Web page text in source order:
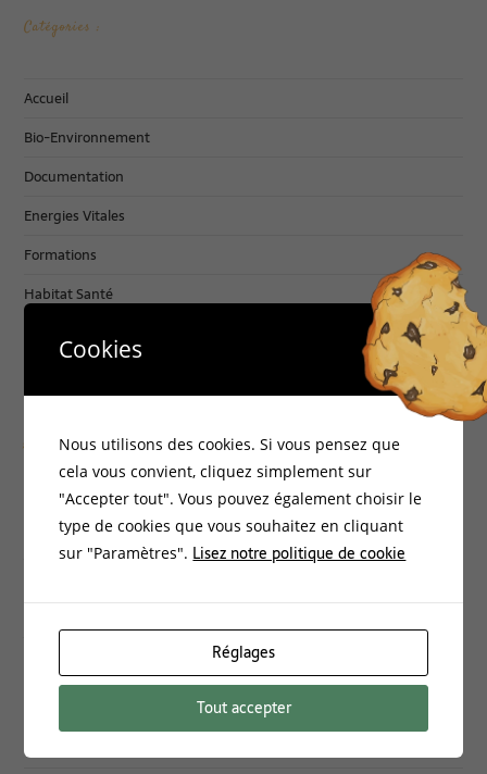
Catégories :
Accueil
Bio-Environnement
Documentation
Energies Vitales
Formations
Habitat Santé
Archives :
janvier 2026
juin 2025
mars 2025
décembre 2024
Cookies
Nous utilisons des cookies. Si vous pensez que
cela vous convient, cliquez simplement sur
"Accepter tout". Vous pouvez également choisir le
type de cookies que vous souhaitez en cliquant
sur "Paramètres". Lisez notre politique de cookie
Réglages
Tout accepter